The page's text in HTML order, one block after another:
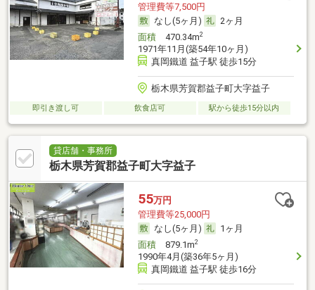
管理費等7,500円
なし(5ヶ月)
2ヶ月
面積470.34m2
1971年11月(築54年10ヶ月)
真岡鐵道 益子駅 徒歩15分
栃木県芳賀郡益子町大字益子
即引き渡し可 飲食店可 駅から徒歩15分以内
貸店舗・事務所
栃木県芳賀郡益子町大字益子
55万円
管理費等25,000円
なし(5ヶ月)
1ヶ月
面積879.1m2
1990年4月(築36年5ヶ月)
真岡鐵道 益子駅 徒歩16分